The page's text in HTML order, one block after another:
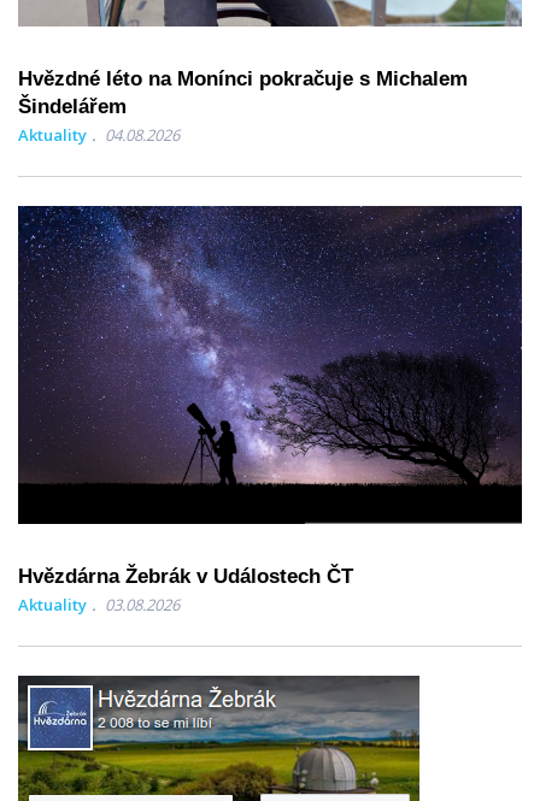
Hvězdné léto na Monínci pokračuje s Michalem
Šindelářem
Aktuality 04.08.2026
Hvězdárna Žebrák v Událostech ČT
Aktuality 03.08.2026